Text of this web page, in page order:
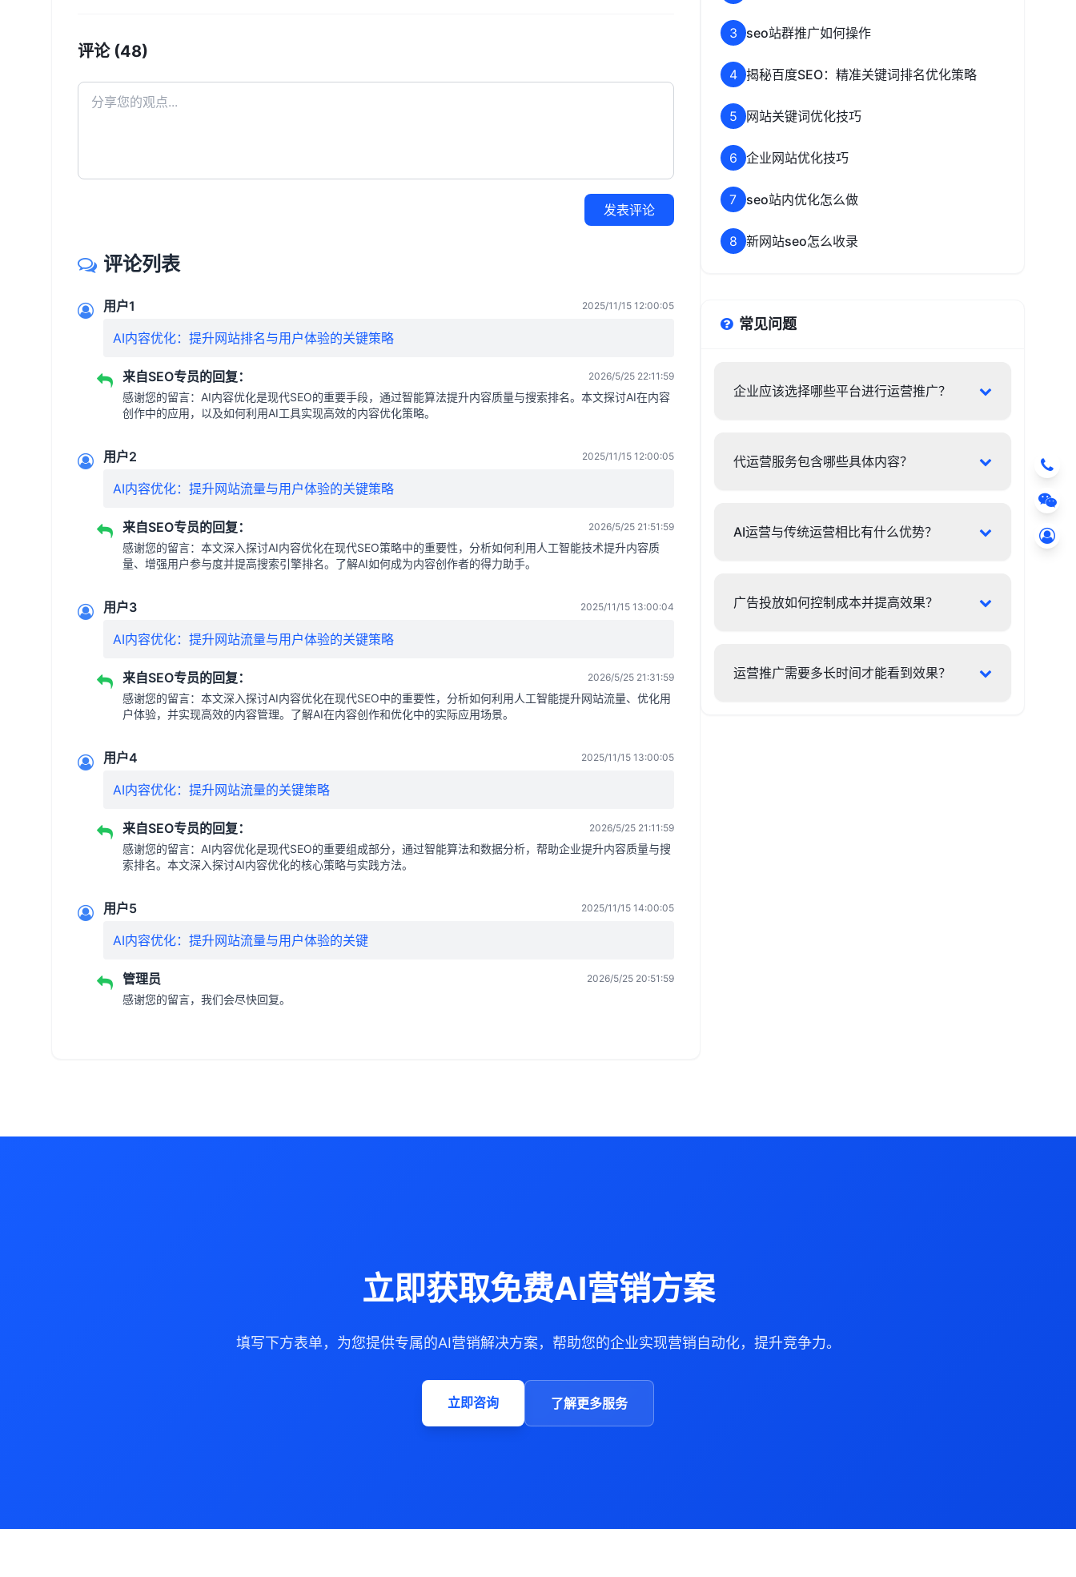
评论 (48)
发表评论
评论列表
用户1 2025/11/15 12:00:05
AI内容优化：提升网站排名与用户体验的关键策略
来自SEO专员的回复： 2026/5/25 22:11:59
感谢您的留言：AI内容优化是现代SEO的重要手段，通过智能算法提升内容质量与搜索排名。本文探讨AI在内容
创作中的应用，以及如何利用AI工具实现高效的内容优化策略。
用户2 2025/11/15 12:00:05
AI内容优化：提升网站流量与用户体验的关键策略
来自SEO专员的回复： 2026/5/25 21:51:59
感谢您的留言：本文深入探讨AI内容优化在现代SEO策略中的重要性，分析如何利用人工智能技术提升内容质
量、增强用户参与度并提高搜索引擎排名。了解AI如何成为内容创作者的得力助手。
用户3 2025/11/15 13:00:04
AI内容优化：提升网站流量与用户体验的关键策略
来自SEO专员的回复： 2026/5/25 21:31:59
感谢您的留言：本文深入探讨AI内容优化在现代SEO中的重要性，分析如何利用人工智能提升网站流量、优化用
户体验，并实现高效的内容管理。了解AI在内容创作和优化中的实际应用场景。
用户4 2025/11/15 13:00:05
AI内容优化：提升网站流量的关键策略
来自SEO专员的回复： 2026/5/25 21:11:59
感谢您的留言：AI内容优化是现代SEO的重要组成部分，通过智能算法和数据分析，帮助企业提升内容质量与搜
索排名。本文深入探讨AI内容优化的核心策略与实践方法。
用户5 2025/11/15 14:00:05
AI内容优化：提升网站流量与用户体验的关键
管理员 2026/5/25 20:51:59
感谢您的留言，我们会尽快回复。
3 seo站群推广如何操作
4 揭秘百度SEO：精准关键词排名优化策略
5 网站关键词优化技巧
6 企业网站优化技巧
7 seo站内优化怎么做
8 新网站seo怎么收录
常见问题
企业应该选择哪些平台进行运营推广？
代运营服务包含哪些具体内容？
AI运营与传统运营相比有什么优势？
广告投放如何控制成本并提高效果？
运营推广需要多长时间才能看到效果？
立即获取免费AI营销方案
填写下方表单，为您提供专属的AI营销解决方案，帮助您的企业实现营销自动化，提升竞争力。
立即咨询 了解更多服务